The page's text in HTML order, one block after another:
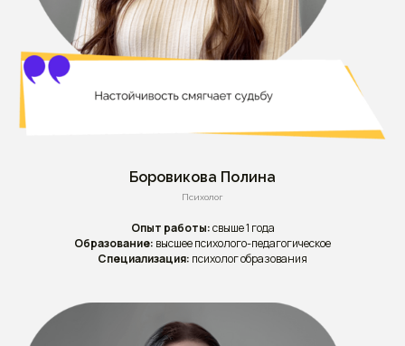
Боровикова Полина
Психолог
Опыт работы:свыше 1 года
Образование: высшее психолого-педагогическое
Специализация: психолог образования